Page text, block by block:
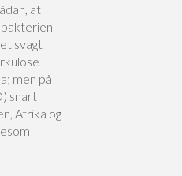
at
svagt
men på
snart
Afrika og